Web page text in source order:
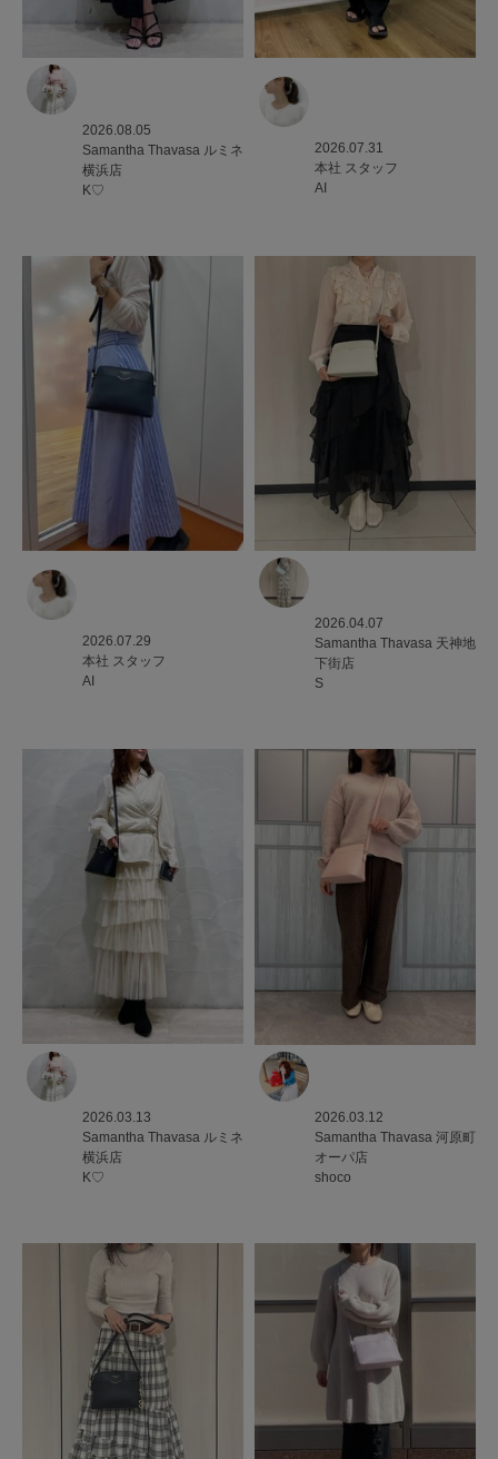
2026.08.05
Samantha Thavasa ルミネ
横浜店
K♡
2026.07.31
本社 スタッフ
AI
2026.07.29
本社 スタッフ
AI
2026.04.07
Samantha Thavasa 天神地
下街店
S
2026.03.13
Samantha Thavasa ルミネ
横浜店
K♡
2026.03.12
Samantha Thavasa 河原町
オーパ店
shoco